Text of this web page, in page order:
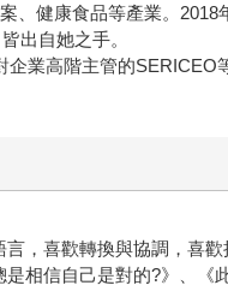
、健康食品等產業。
出自她之手。
業高階主管的
喜歡轉換與協調，喜歡
信自己是對的?》、《